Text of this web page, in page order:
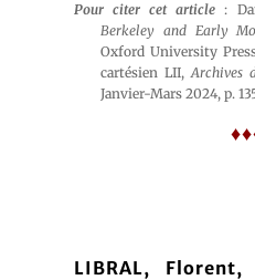
Pour citer cet article :
Berkeley and Early
Oxford University
cartésien LII,Archives
Janvier-Mars 2024, p.
LIBRAL, Florent,